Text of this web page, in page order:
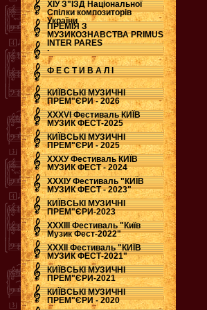
ХІУ З"ЇЗД Національної
Спілки композиторів
України
ПРЕМІЯ З
МУЗИКОЗНАВСТВА PRIMUS
INTER PARES
.
Ф Е С Т И В А Л І
КИЇВСЬКІ МУЗИЧНІ
ПРЕМ"ЄРИ - 2026
ХХХVI Фестиваль КИЇВ
МУЗИК ФЕСТ-2025
КИЇВСЬКІ МУЗИЧНІ
ПРЕМ"ЄРИ - 2025
ХХХУ Фестиваль КИЇВ
МУЗИК ФЕСТ - 2024
ХХХІУ Фестиваль "КИЇВ
МУЗИК ФЕСТ - 2023"
КИЇВСЬКІ МУЗИЧНІ
ПРЕМ"ЄРИ-2023
ХХХІІІ Фестиваль "Київ
Музик Фест-2022"
ХХХІІ Фестиваль "КИЇВ
МУЗИК ФЕСТ-2021"
КИЇВСЬКІ МУЗИЧНІ
ПРЕМ"ЄРИ-2021
КИЇВСЬКІ МУЗИЧНІ
ПРЕМ"ЄРИ - 2020